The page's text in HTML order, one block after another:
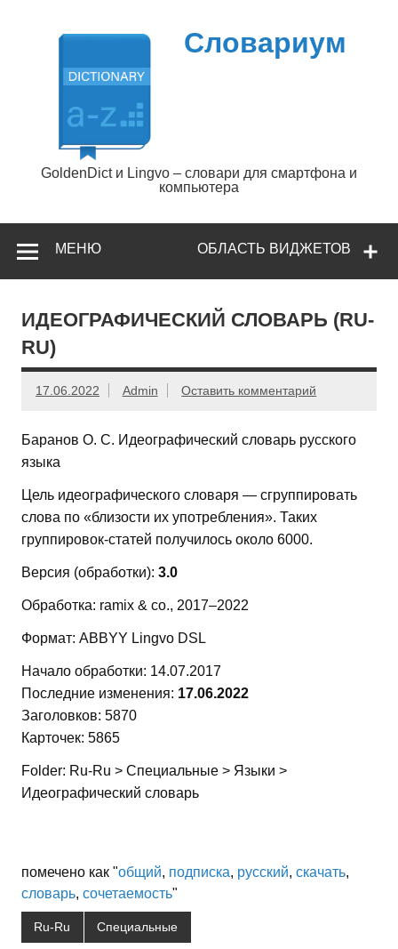
содержимому
Словариум
GoldenDict и Lingvo – словари для смартфона и
компьютера
ОБЛАСТЬ ВИДЖЕТОВ
МЕНЮ
ИДЕОГРАФИЧЕСКИЙ СЛОВАРЬ (RU-
RU)
17.06.2022 Admin Оставить комментарий
Баранов О. С. Идеографический словарь русского
языка
Цель идеографического словаря — сгруппировать
слова по «близости их употребления». Таких
группировок-статей получилось около 6000.
Версия (обработки): 3.0
Обработка: ramix & co., 2017–2022
Формат: ABBYY Lingvo DSL
Начало обработки: 14.07.2017
Последние изменения: 17.06.2022
Заголовков: 5870
Карточек: 5865
Folder: Ru-Ru > Специальные > Языки >
Идеографический словарь
помечено как "общий, подписка, русский, скачать,
словарь, сочетаемость"
Ru-Ru Специальные